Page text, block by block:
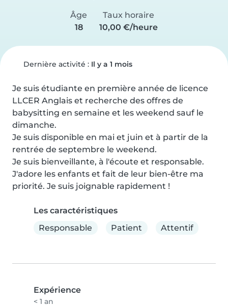
Âge
18
Taux horaire
10,00 €/heure
Dernière activité : Il y a 1 mois
Je suis étudiante en première année de licence
LLCER Anglais et recherche des offres de
babysitting en semaine et les weekend sauf le
dimanche.
Je suis disponible en mai et juin et à partir de la
rentrée de septembre le weekend.
Je suis bienveillante, à l'écoute et responsable.
J'adore les enfants et fait de leur bien-être ma
priorité. Je suis joignable rapidement !
Les caractéristiques
Responsable
Patient Attentif
Expérience
< 1 an